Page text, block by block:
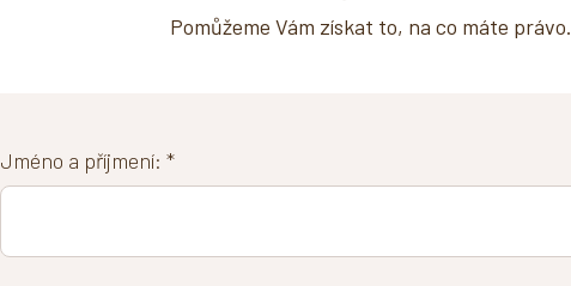
Pomůžeme Vám získat to, na co máte právo.
Jméno a příjmení: *